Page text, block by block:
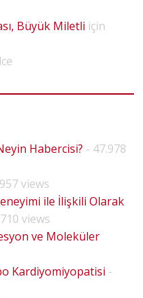
Büyük Miletli için
Habercisi? - 47.978
views
ile İlişkili Olarak
views
ve Moleküler
Kardiyomiyopatisi -